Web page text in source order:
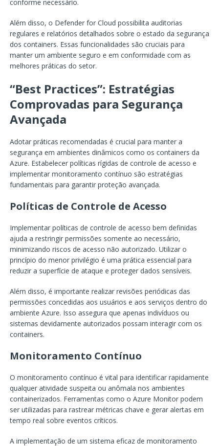
conforme necessário.
Além disso, o Defender for Cloud possibilita auditorias
regulares e relatórios detalhados sobre o estado da segurança
dos containers. Essas funcionalidades são cruciais para
manter um ambiente seguro e em conformidade com as
melhores práticas do setor.
“Best Practices”: Estratégias
Comprovadas para Segurança
Avançada
Adotar práticas recomendadas é crucial para manter a
segurança em ambientes dinâmicos como os containers da
Azure. Estabelecer políticas rígidas de controle de acesso e
implementar monitoramento contínuo são estratégias
fundamentais para garantir proteção avançada.
Políticas de Controle de Acesso
Implementar políticas de controle de acesso bem definidas
ajuda a restringir permissões somente ao necessário,
minimizando riscos de acesso não autorizado. Utilizar o
princípio do menor privilégio é uma prática essencial para
reduzir a superfície de ataque e proteger dados sensíveis.
Além disso, é importante realizar revisões periódicas das
permissões concedidas aos usuários e aos serviços dentro do
ambiente Azure. Isso assegura que apenas indivíduos ou
sistemas devidamente autorizados possam interagir com os
containers.
Monitoramento Contínuo
O monitoramento contínuo é vital para identificar rapidamente
qualquer atividade suspeita ou anômala nos ambientes
containerizados. Ferramentas como o Azure Monitor podem
ser utilizadas para rastrear métricas chave e gerar alertas em
tempo real sobre eventos críticos.
A implementação de um sistema eficaz de monitoramento